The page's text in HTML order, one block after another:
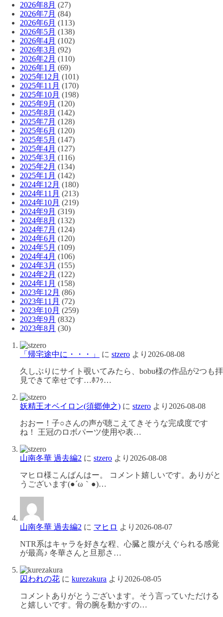
2026年8月 (27)
2026年7月 (84)
2026年6月 (113)
2026年5月 (138)
2026年4月 (102)
2026年3月 (92)
2026年2月 (110)
2026年1月 (69)
2025年12月 (101)
2025年11月 (170)
2025年10月 (198)
2025年9月 (120)
2025年8月 (142)
2025年7月 (128)
2025年6月 (120)
2025年5月 (147)
2025年4月 (127)
2025年3月 (116)
2025年2月 (134)
2025年1月 (142)
2024年12月 (180)
2024年11月 (213)
2024年10月 (219)
2024年9月 (319)
2024年8月 (132)
2024年7月 (124)
2024年6月 (120)
2024年5月 (109)
2024年4月 (106)
2024年3月 (155)
2024年2月 (122)
2024年1月 (158)
2023年12月 (86)
2023年11月 (72)
2023年10月 (259)
2023年9月 (832)
2023年8月 (30)
「帰宅途中に・・・」 に stzero より 2026-08-08
久しぶりにサイト覗いてみたら、bobu様の作品が2つも拝
見できて幸せです…ﾎﾌｩ…
妖精王オベイロン(須郷伸之) に stzero より 2026-08-08
おおー！子○さんの声が聴こえてきそうな完成度です
ね！ 王冠のロボパーツ使用や表…
山南冬華 過去編2 に stzero より 2026-08-08
マヒロ様こんばんはー。 コメント嬉しいです。ありがと
うございます(●´ω｀●)…
山南冬華 過去編2 に マヒロ より 2026-08-07
NTR系はキャラを好きな程、心臓と腹がえぐられる感覚
が最高♪ 冬華さんと旦那さ…
囚われの花 に kurezakura より 2026-08-05
コメントありがとうございます。そう言っていただける
と嬉しいです。骨の腕を動かすの…